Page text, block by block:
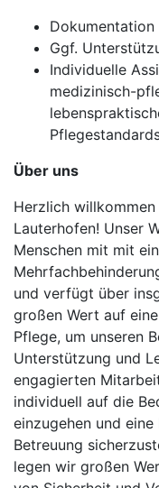
Dokumentation
Ggf.
Individuelle
medizinisch-
Über uns
Herzlich
Lauterhofen! Unser
Menschen mit mit
und verfügt über
großen Wert auf
Pflege, um unseren
Unterstützung und
engagierten
individuell auf die
einzugehen und
Betreuung
legen wir großen